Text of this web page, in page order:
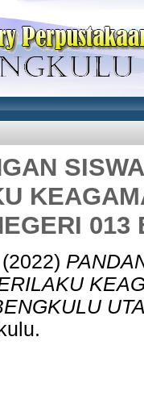
013
(2022)